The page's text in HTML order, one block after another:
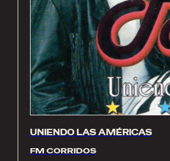
UNIENDO LAS AMÉRICAS
FM CORRIDOS